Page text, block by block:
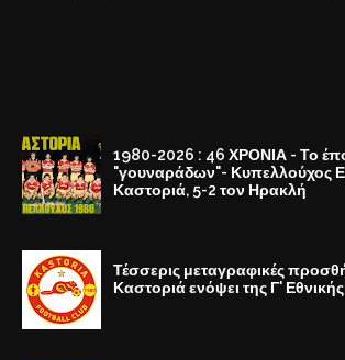
1980-2026 : 46 ΧΡΟΝΙΑ - Το
"γουναράδων"- Κυπελλούχος
Καστοριά, 5-2 τον Ηρακλή
Τέσσερις μεταγραφικές
Καστοριά ενόψει της Γ' Εθνικής